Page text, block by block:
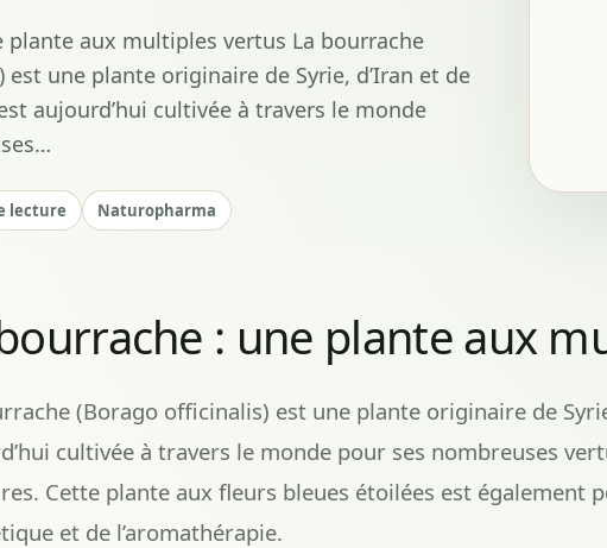
plante aux multiples vertus La bourrache
une plante originaire de Syrie, d’Iran et de
aujourd’hui cultivée à travers le monde
lecture Naturopharma
: une plante aux
(Borago officinalis) est une plante originaire de
cultivée à travers le monde pour ses nombreuses
Cette plante aux fleurs bleues étoilées est également
et de l’aromathérapie.